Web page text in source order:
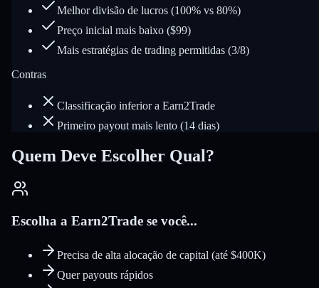
Melhor divisão de lucros (100% vs 80%)
Preço inicial mais baixo ($99)
Mais estratégias de trading permitidas (3/8)
Contras
Classificação inferior a Earn2Trade
Primeiro payout mais lento (14 dias)
Quem Deve Escolher Qual?
Escolha a Earn2Trade se você...
Precisa de alta alocação de capital (até $400K)
Quer payouts rápidos